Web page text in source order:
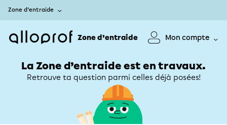
Zone d’entraide
Zone d’entraide Mon compte
La Zone d’entraide est en travaux.
Retrouve ta question parmi celles déjà posées!